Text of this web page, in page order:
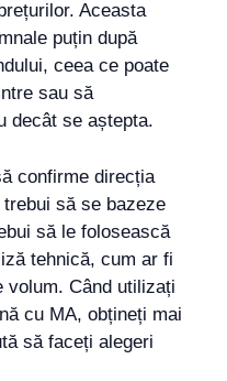
Aceasta
puțin după
ceea ce poate
sau să
decât se aștepta.
confirme direcția
să se bazeze
să le folosească
tehnică, cum ar fi
volum. Când utilizați
cu MA, obțineți mai
să faceți alegeri